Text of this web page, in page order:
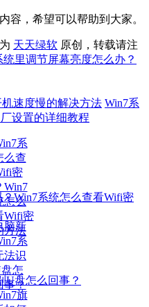
容，希望可以帮助到大家。
天天绿软 原创，转载请注
里调节屏幕亮度怎么办？
速度慢的解决方法 Win7系
设置的详细教程
Win7系统怎么查看Wifi密
U盘怎么回事？